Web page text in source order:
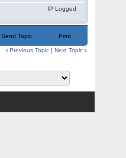
IP Logged
Send Topic Print
‹Previous Topic |Next Topic ›